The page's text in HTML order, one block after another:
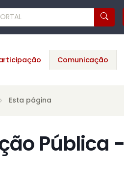
Comunicação
Esta página
Pública -